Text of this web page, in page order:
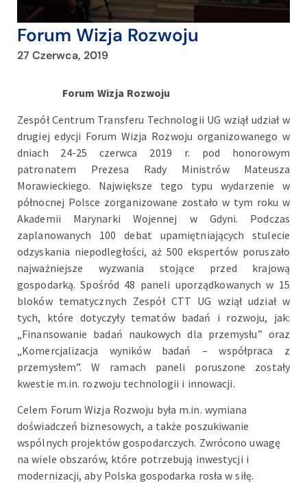
Forum Wizja Rozwoju
27 Czerwca, 2019
Forum Wizja Rozwoju
Zespół Centrum Transferu Technologii UG wziął udział w
drugiej edycji Forum Wizja Rozwoju organizowanego w
dniach 24-25 czerwca 2019 r. pod honorowym
patronatem Prezesa Rady Ministrów Mateusza
Morawieckiego. Największe tego typu wydarzenie w
północnej Polsce zorganizowane zostało w tym roku w
Akademii Marynarki Wojennej w Gdyni. Podczas
zaplanowanych 100 debat upamiętniających stulecie
odzyskania niepodległości, aż 500 ekspertów poruszało
najważniejsze wyzwania stojące przed krajową
gospodarką. Spośród 48 paneli uporządkowanych w 15
bloków tematycznych Zespół CTT UG wziął udział w
tych, które dotyczyły tematów badań i rozwoju, jak:
„Finansowanie badań naukowych dla przemysłu” oraz
„Komercjalizacja wyników badań – współpraca z
przemysłem”. W ramach paneli poruszone zostały
kwestie m.in. rozwoju technologii i innowacji.
Celem Forum Wizja Rozwoju była m.in. wymiana
doświadczeń biznesowych, a także poszukiwanie
wspólnych projektów gospodarczych. Zwrócono uwagę
na wiele obszarów, które potrzebują inwestycji i
modernizacji, aby Polska gospodarka rosła w siłę.